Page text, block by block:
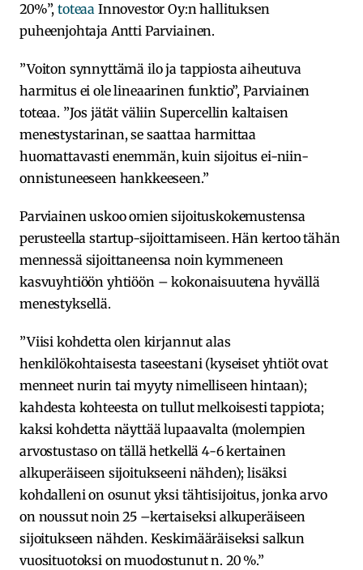
20%”,toteaa Innovestor Oy:n hallituksen
puheenjohtaja Antti Parviainen.
”Voiton synnyttämä ilo ja tappiosta aiheutuva
harmitus ei ole lineaarinen funktio”, Parviainen
toteaa. ”Jos jätät väliin Supercellin kaltaisen
menestystarinan, se saattaa harmittaa
huomattavasti enemmän, kuin sijoitus ei-niin-
onnistuneeseen hankkeeseen.”
Parviainen uskoo omien sijoituskokemustensa
perusteella startup-sijoittamiseen. Hän kertoo tähän
mennessä sijoittaneensa noin kymmeneen
kasvuyhtiöön yhtiöön – kokonaisuutena hyvällä
menestyksellä.
”Viisi kohdetta olen kirjannut alas
henkilökohtaisesta taseestani (kyseiset yhtiöt ovat
menneet nurin tai myyty nimelliseen hintaan);
kahdesta kohteesta on tullut melkoisesti tappiota;
kaksi kohdetta näyttää lupaavalta (molempien
arvostustaso on tällä hetkellä 4-6 kertainen
alkuperäiseen sijoitukseeni nähden); lisäksi
kohdalleni on osunut yksi tähtisijoitus, jonka arvo
on noussut noin 25 –kertaiseksi alkuperäiseen
sijoitukseen nähden. Keskimääräiseksi salkun
vuosituotoksi on muodostunut n. 20 %.”